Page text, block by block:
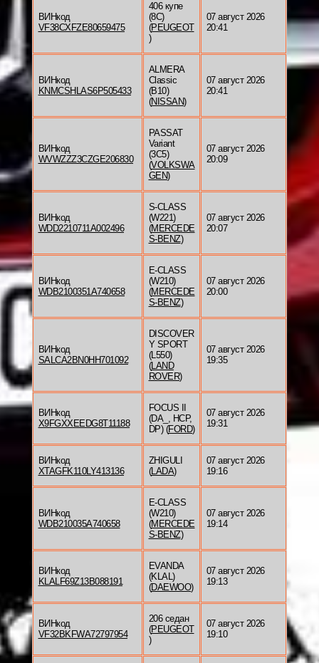
ВИНкод
VF38CXFZE80659475
406 купе
(8C)
(PEUGEOT
)
07 август 2026
20:41
ВИНкод
KNMCSHLAS6P505433
ALMERA
Classic
(B10)
(NISSAN)
07 август 2026
20:41
ВИНкод
WVWZZZ3CZGE206830
PASSAT
Variant
(3C5)
(VOLKSWA
GEN)
07 август 2026
20:09
ВИНкод
WDD2210711A002496
S-CLASS
(W221)
(MERCEDE
S-BENZ)
07 август 2026
20:07
ВИНкод
WDB2100351A740658
E-CLASS
(W210)
(MERCEDE
S-BENZ)
07 август 2026
20:00
ВИНкод
SALCA2BN0HH701092
DISCOVER
Y SPORT
(L550)
(LAND
ROVER)
07 август 2026
19:35
ВИНкод
X9FGXXEEDG8T11188
FOCUS II
(DA_, HCP,
DP) (FORD)
07 август 2026
19:31
ВИНкод
XTAGFK110LY413136
ZHIGULI
(LADA)
07 август 2026
19:16
ВИНкод
WDB210035A740658
E-CLASS
(W210)
(MERCEDE
S-BENZ)
07 август 2026
19:14
ВИНкод
KLALF69Z13B088191
EVANDA
(KLAL)
(DAEWOO)
07 август 2026
19:13
ВИНкод
VF32BKFWA72797954
206 седан
(PEUGEOT
)
07 август 2026
19:10